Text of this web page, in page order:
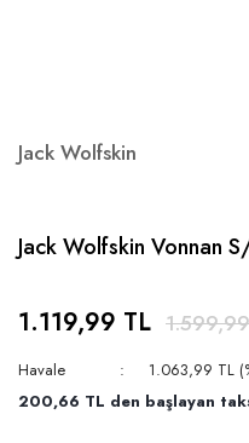
Jack Wolfskin
Jack Wolfskin Vonnan
1.119,99 TL
Havale
1.063,99 TL
200,66 TL den başlayan